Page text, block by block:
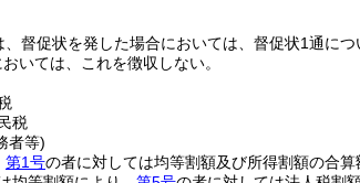
、督促状を発した場合においては、督促状1通に
いては、これを徴収しない。
税
者等)
第1号の者に対しては均等割額及び所得割額の合算